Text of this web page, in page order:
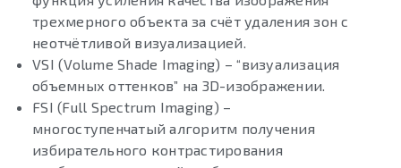
трехмерного объекта за счёт удаления зон с
неотчётливой визуализацией.
VSI (Volume Shade Imaging) – “визуализация
объемных оттенков” на 3D-изображении.
FSI (Full Spectrum Imaging) –
многоступенчатый алгоритм получения
избирательного контрастирования